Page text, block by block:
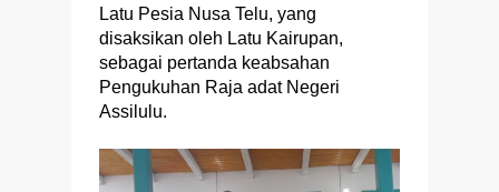
Latu Pesia Nusa Telu, yang
disaksikan oleh Latu Kairupan,
sebagai pertanda keabsahan
Pengukuhan Raja adat Negeri
Assilulu.